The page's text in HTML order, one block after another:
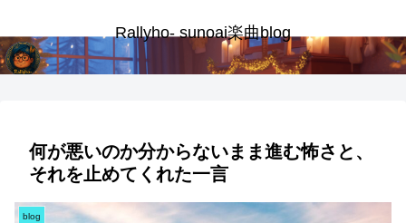
Rallyho- sunoai楽曲blog
何が悪いのか分からないまま進む怖さと、
それを止めてくれた一言
blog